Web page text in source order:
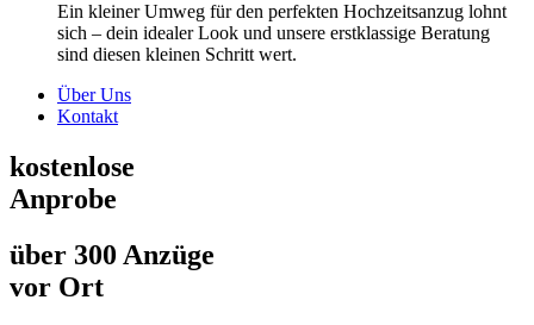
Ein kleiner Umweg für den perfekten Hochzeitsanzug lohnt
sich – dein idealer Look und unsere erstklassige Beratung
sind diesen kleinen Schritt wert.
Über Uns
Kontakt
kostenlose
Anprobe
über 300 Anzüge
vor Ort